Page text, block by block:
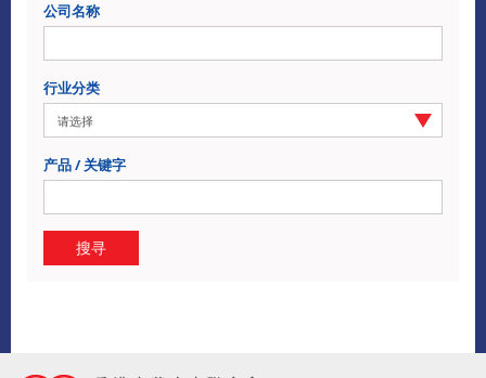
公司名称
行业分类
产品 / 关键字
搜寻